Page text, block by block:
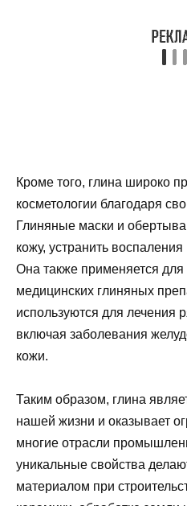
Кроме того, глина широко
косметологии благодаря
Глиняные маски и
кожу, устранить
Она также применяется для
медицинских глиняных
используются для лечения
включая заболевания
кожи.
Таким образом, глина
нашей жизни и оказывает
многие отрасли
уникальные свойства
материалом при